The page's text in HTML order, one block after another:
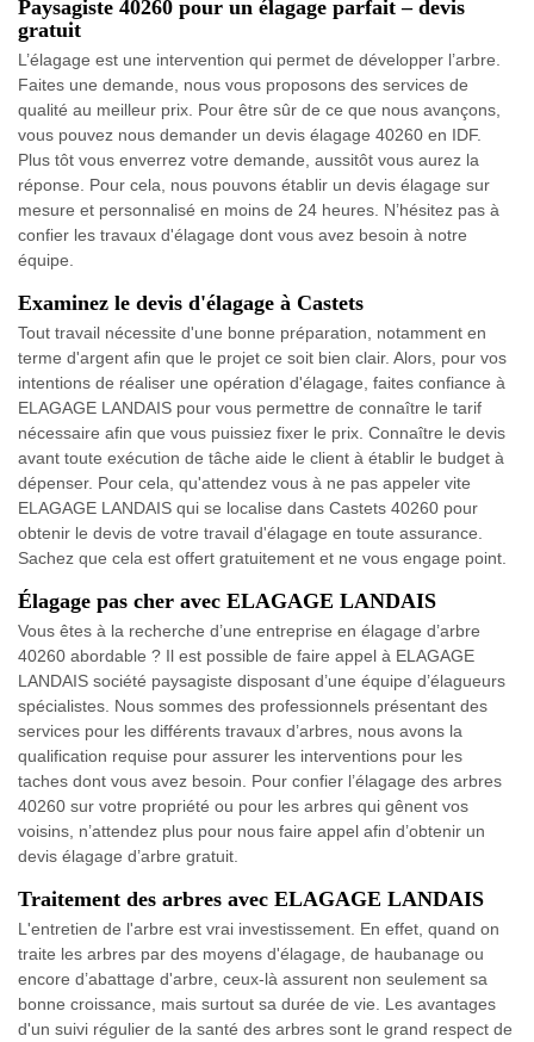
Paysagiste 40260 pour un élagage parfait – devis
gratuit
L’élagage est une intervention qui permet de développer l’arbre.
Faites une demande, nous vous proposons des services de
qualité au meilleur prix. Pour être sûr de ce que nous avançons,
vous pouvez nous demander un devis élagage 40260 en IDF.
Plus tôt vous enverrez votre demande, aussitôt vous aurez la
réponse. Pour cela, nous pouvons établir un devis élagage sur
mesure et personnalisé en moins de 24 heures. N’hésitez pas à
confier les travaux d'élagage dont vous avez besoin à notre
équipe.
Examinez le devis d'élagage à Castets
Tout travail nécessite d'une bonne préparation, notamment en
terme d'argent afin que le projet ce soit bien clair. Alors, pour vos
intentions de réaliser une opération d'élagage, faites confiance à
ELAGAGE LANDAIS pour vous permettre de connaître le tarif
nécessaire afin que vous puissiez fixer le prix. Connaître le devis
avant toute exécution de tâche aide le client à établir le budget à
dépenser. Pour cela, qu'attendez vous à ne pas appeler vite
ELAGAGE LANDAIS qui se localise dans Castets 40260 pour
obtenir le devis de votre travail d'élagage en toute assurance.
Sachez que cela est offert gratuitement et ne vous engage point.
Élagage pas cher avec ELAGAGE LANDAIS
Vous êtes à la recherche d’une entreprise en élagage d’arbre
40260 abordable ? Il est possible de faire appel à ELAGAGE
LANDAIS société paysagiste disposant d’une équipe d’élagueurs
spécialistes. Nous sommes des professionnels présentant des
services pour les différents travaux d’arbres, nous avons la
qualification requise pour assurer les interventions pour les
taches dont vous avez besoin. Pour confier l’élagage des arbres
40260 sur votre propriété ou pour les arbres qui gênent vos
voisins, n’attendez plus pour nous faire appel afin d’obtenir un
devis élagage d’arbre gratuit.
Traitement des arbres avec ELAGAGE LANDAIS
L'entretien de l'arbre est vrai investissement. En effet, quand on
traite les arbres par des moyens d'élagage, de haubanage ou
encore d’abattage d'arbre, ceux-là assurent non seulement sa
bonne croissance, mais surtout sa durée de vie. Les avantages
d'un suivi régulier de la santé des arbres sont le grand respect de